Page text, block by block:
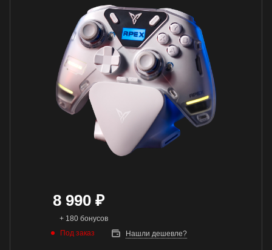
8 990 ₽
+ 180 бонусов
Под заказ
Нашли дешевле?